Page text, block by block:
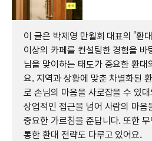
이 글은 박제영 만월회 대표의 '환
이상의 카페를 컨설팅한 경험을
님을 맞이하는 태도가 중요한 환대
요. 지역과 상황에 맞춘 차별화된
로 손님의 마음을 사로잡을 수 있
상업적인 접근을 넘어 사람의 마음
중요한 가르침을 준답니다. 또한
통한 환대 전략도 다루고 있어요.